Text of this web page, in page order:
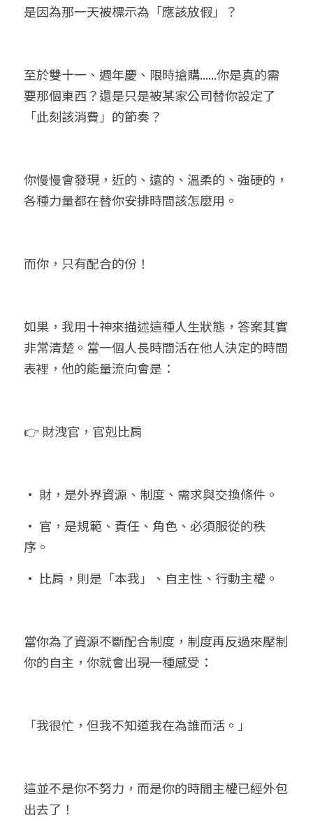
是因為那一天被標示為「應該放假」？
至於雙十一、週年慶、限時搶購......你是真的需
要那個東西？還是只是被某家公司替你設定了
「此刻該消費」的節奏？
你慢慢會發現，近的、遠的、溫柔的、強硬的，
各種力量都在替你安排時間該怎麼用。
而你，只有配合的份！
如果，我用十神來描述這種人生狀態，答案其實
非常清楚。當一個人長時間活在他人決定的時間
表裡，他的能量流向會是：
👉 財洩官，官剋比肩
• 財，是外界資源、制度、需求與交換條件。
• 官，是規範、責任、角色、必須服從的秩
序。
• 比肩，則是「本我」、自主性、行動主權。
當你為了資源不斷配合制度，制度再反過來壓制
你的自主，你就會出現一種感受：
「我很忙，但我不知道我在為誰而活。」
這並不是你不努力，而是你的時間主權已經外包
出去了！